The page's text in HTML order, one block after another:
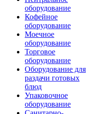
оборудование
Кофейное
оборудование
Моечное
оборудование
Торговое
оборудование
Оборудование для
раздачи готовых
блюд
Упаковочное
оборудование